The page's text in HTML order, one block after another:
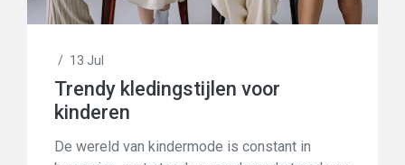
/ 13 Jul
Trendy kledingstijlen voor
kinderen
De wereld van kindermode is constant in